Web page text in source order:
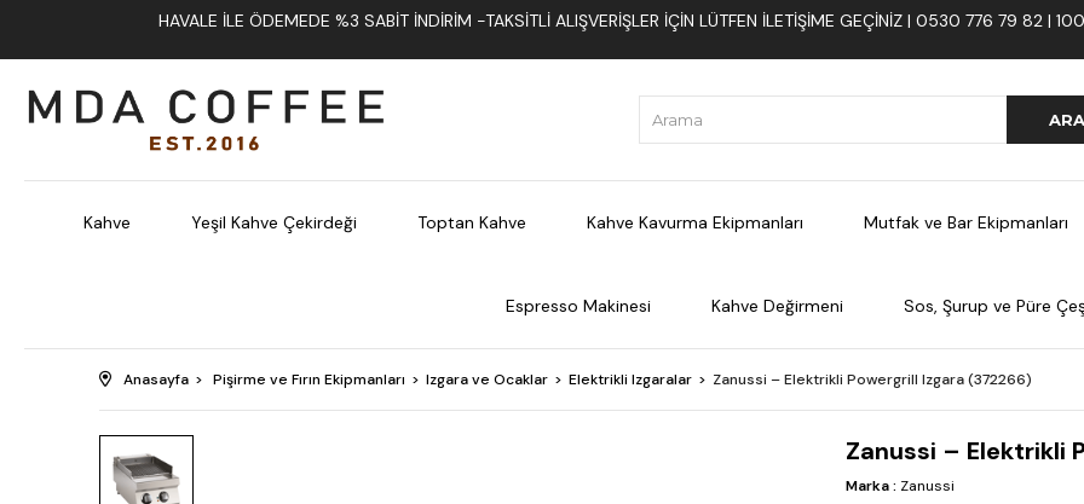
HAVALE İLE ÖDEMEDE %3 SABIT İNDIRIM -TAKSITLI ALIŞVERIŞLER İÇIN LÜTFEN ILETIŞIME GEÇINIZ | 0530 776 79 82 |
Kahve Yeşil Kahve Çekirdeği Toptan Kahve Kahve Kavurma Ekipmanları Mutfak ve Bar Ekipmanları
Espresso Makinesi Kahve Değirmeni Sos, Şurup ve Püre
Anasayfa Pişirme ve Fırın Ekipmanları Izgara ve Ocaklar Elektrikli Izgaralar Zanussi – Elektrikli Powergrill Izgara (372266)
Zanussi – Elektrikli
Marka: Zanussi